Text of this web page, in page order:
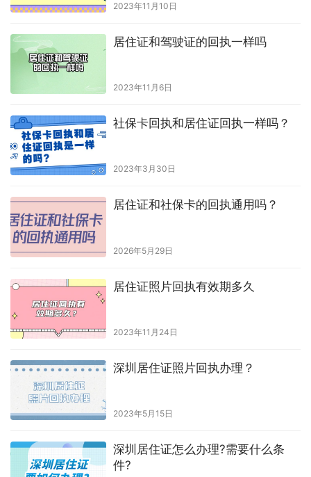
2023年11月10日
居住证和驾驶证的回执一样吗
2023年11月6日
社保卡回执和居住证回执一样吗？
2023年3月30日
居住证和社保卡的回执通用吗？
2026年5月29日
居住证照片回执有效期多久
2023年11月24日
深圳居住证照片回执办理？
2023年5月15日
深圳居住证怎么办理?需要什么条
件?